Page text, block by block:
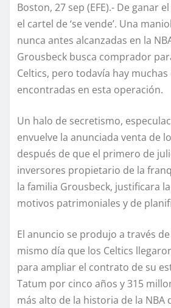
Boston, 27 sep (EFE).- De ganar
el cartel de ‘se vende’. Una
nunca antes alcanzadas en la
Grousbeck busca comprador
Celtics, pero todavía hay
encontradas en esta operación.
Un halo de secretismo,
envuelve la anunciada venta de
después de que el primero de
inversores propietario de la
la familia Grousbeck, justificara
motivos patrimoniales y de
El anuncio se produjo a través
mismo día que los Celtics
para ampliar el contrato de su
Tatum por cinco años y 315
más alto de la historia de la NBA